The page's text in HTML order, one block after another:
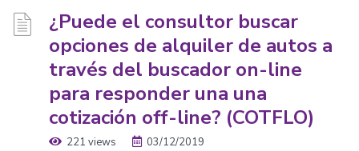
¿Puede el consultor buscar
opciones de alquiler de autos a
través del buscador on-line
para responder una una
cotización off-line? (COTFLO)
221 views 03/12/2019